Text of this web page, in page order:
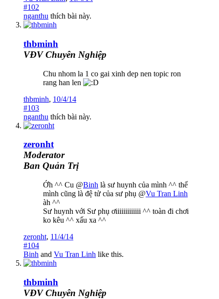
#102
nganthu thích bài này.
thbminh
VĐV Chuyên Nghiệp
Chu nhom la 1 co gai xinh dep nen topic ron
rang han len
thbminh, 10/4/14
#103
nganthu thích bài này.
zeronht
Moderator
Ban Quản Trị
Ớh ^^ Cu @Binh là sư huynh của mình ^^ thế
mình cũng là đệ tử của sư phụ @Vu Tran Linh
àh ^^
Sư huynh với Sư phụ ơiiiiiiiiiiiii ^^ toàn đi chơi
ko kêu ^^ xấu xa ^^
zeronht, 11/4/14
#104
Binh and Vu Tran Linh like this.
thbminh
VĐV Chuyên Nghiệp